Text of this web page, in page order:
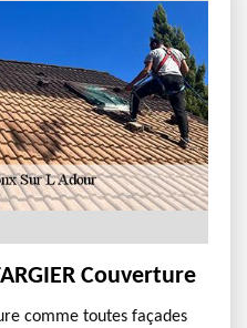
Couverture
comme toutes façades